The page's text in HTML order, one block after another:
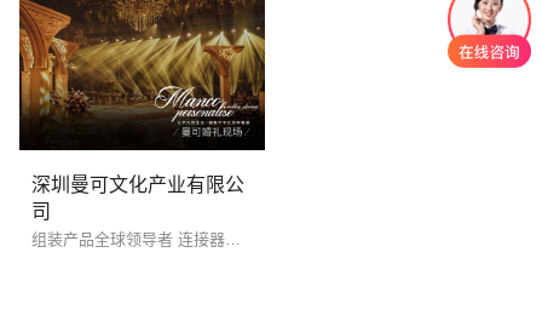
深圳曼可文化产业有限公
司
组装产品全球领导者 连接器解决方案
创意品牌型网站